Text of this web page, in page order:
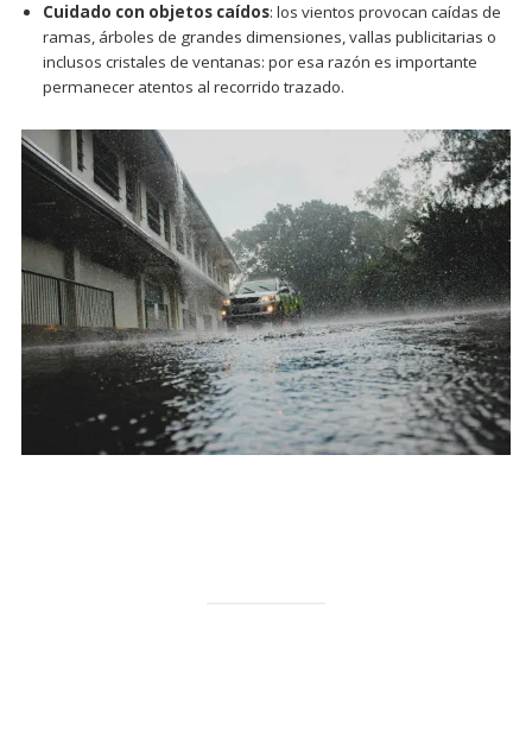
Cuidado con objetos caídos: los vientos provocan caídas de
ramas, árboles de grandes dimensiones, vallas publicitarias o
inclusos cristales de ventanas: por esa razón es importante
permanecer atentos al recorrido trazado.